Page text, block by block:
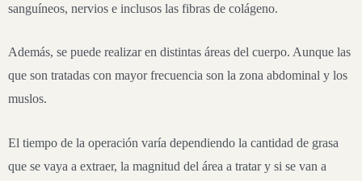
sanguíneos, nervios e inclusos las fibras de colágeno.
Además, se puede realizar en distintas áreas del cuerpo. Aunque las
que son tratadas con mayor frecuencia son la zona abdominal y los
muslos.
El tiempo de la operación varía dependiendo la cantidad de grasa
que se vaya a extraer, la magnitud del área a tratar y si se van a